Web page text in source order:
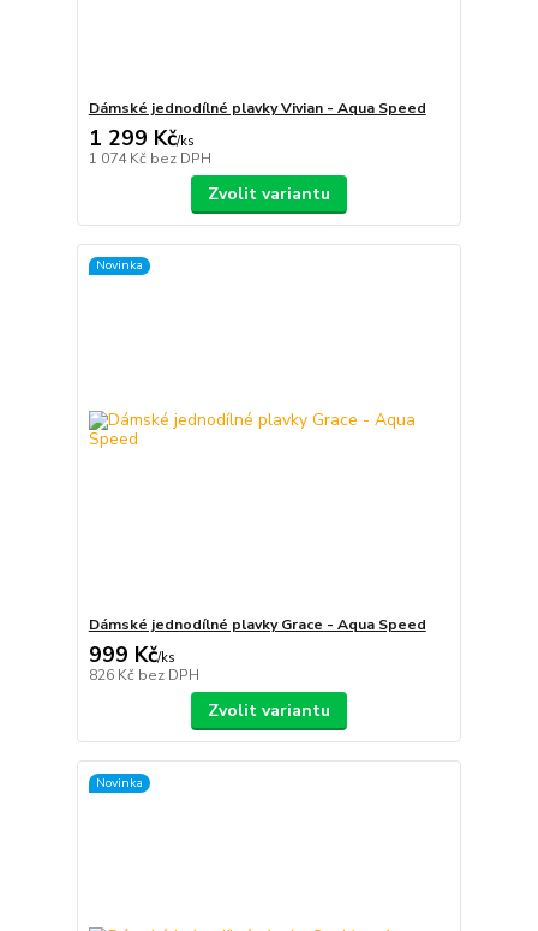
Dámské jednodílné plavky Vivian - Aqua Speed
1 299 Kč/ks
1 074 Kč bez DPH
Zvolit variantu
Novinka
Dámské jednodílné plavky Grace - Aqua Speed
999 Kč/ks
826 Kč bez DPH
Zvolit variantu
Novinka